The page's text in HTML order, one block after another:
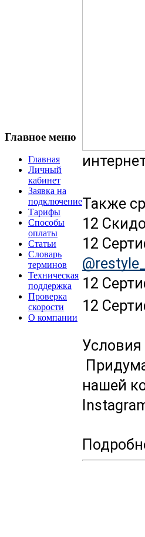
Главное меню
Главная
Личный
кабинет
Заявка на
подключение
Тарифы
Способы
оплаты
Статьи
Словарь
терминов
Техническая
поддержка
Проверка
скорости
О компании
Также
12
12
12
Условия
нашей